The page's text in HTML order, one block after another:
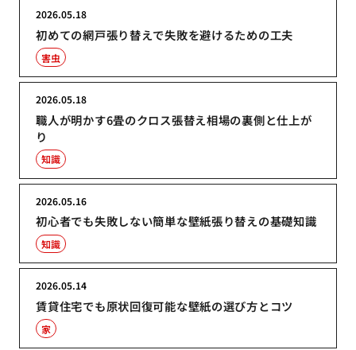
初めての網戸張り替えで失敗を避けるための工夫
2026.05.18
害虫
職人が明かす6畳のクロス張替え相場の裏側と仕上が
り
2026.05.18
知識
初心者でも失敗しない簡単な壁紙張り替えの基礎知識
2026.05.16
知識
賃貸住宅でも原状回復可能な壁紙の選び方とコツ
2026.05.14
家